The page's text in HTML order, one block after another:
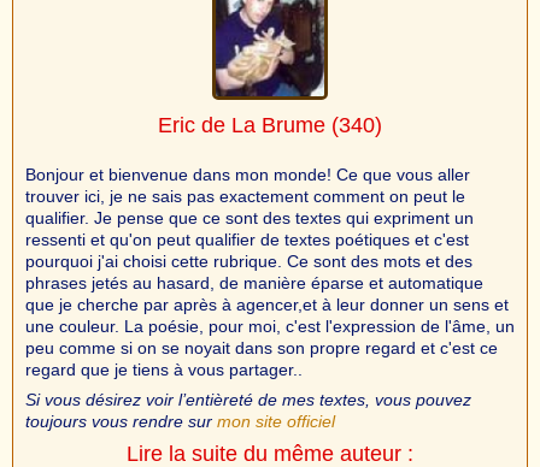
Eric de La Brume (340)
Bonjour et bienvenue dans mon monde! Ce que vous aller
trouver ici, je ne sais pas exactement comment on peut le
qualifier. Je pense que ce sont des textes qui expriment un
ressenti et qu'on peut qualifier de textes poétiques et c'est
pourquoi j'ai choisi cette rubrique. Ce sont des mots et des
phrases jetés au hasard, de manière éparse et automatique
que je cherche par après à agencer,et à leur donner un sens et
une couleur. La poésie, pour moi, c'est l'expression de l'âme, un
peu comme si on se noyait dans son propre regard et c'est ce
regard que je tiens à vous partager..
Si vous désirez voir l’entièreté de mes textes, vous pouvez
toujours vous rendre sur mon site officiel
Lire la suite du même auteur :